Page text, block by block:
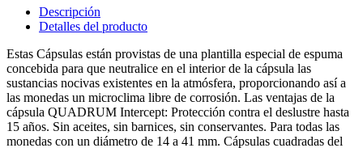
Descripción
Detalles del producto
Estas Cápsulas están provistas de una plantilla especial de espuma
concebida para que neutralice en el interior de la cápsula las
sustancias nocivas existentes en la atmósfera, proporcionando así a
las monedas un microclima libre de corrosión. Las ventajas de la
cápsula QUADRUM Intercept: Protección contra el deslustre hasta
15 años. Sin aceites, sin barnices, sin conservantes. Para todas las
monedas con un diámetro de 14 a 41 mm. Cápsulas cuadradas del